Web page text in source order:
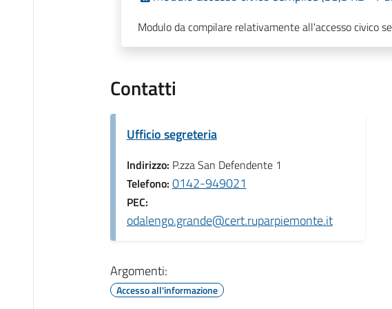
Modulo da compilare relativamente all'accesso civico
Contatti
Ufficio segreteria
Indirizzo: P.zza San Defendente 1
Telefono: 0142-949021
PEC:
odalengo.grande@cert.ruparpiemonte.it
Argomenti:
Accesso all'informazione